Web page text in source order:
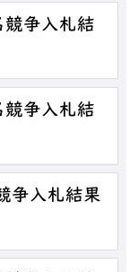
争入札結
争入札結
争入札結果